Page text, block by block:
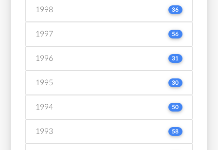
1998 36
1997 56
1996 31
1995 30
1994 50
1993 58